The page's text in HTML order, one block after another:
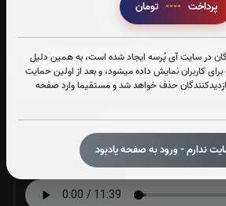
پرداخت ----
در سایت آی پُرسه ایجاد شده است، به همین دلیل
کاربران نمایش داده میشود، و بعد از اولین حمایت
حذف خواهد شد و مستقیما وارد صفحه
ندارم - ورود به صفحه یادبود
را تقبل میکنم
صوت آیت الکرسی
را تقبل میکنم
صوت زیارت عاشورا - فانی